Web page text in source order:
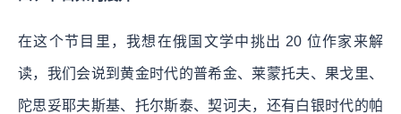
在这个节目里，我想在俄国文学中挑出 20 位作家来解
读，我们会说到黄金时代的普希金、莱蒙托夫、果戈里、
陀思妥耶夫斯基、托尔斯泰、契诃夫，还有白银时代的帕